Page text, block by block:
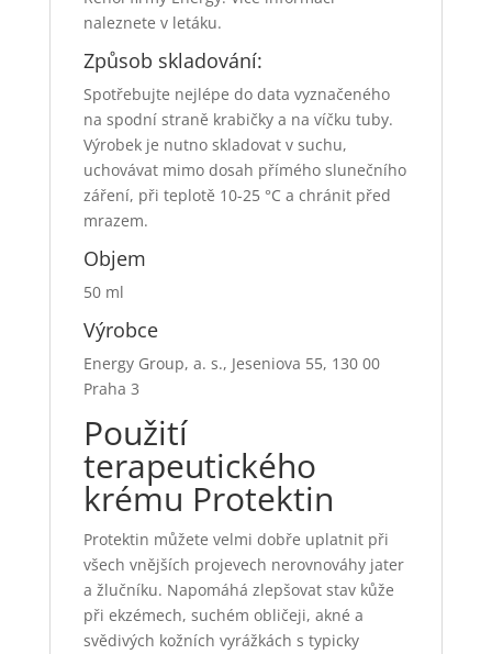
naleznete v letáku.
Způsob skladování:
Spotřebujte nejlépe do data vyznačeného
na spodní straně krabičky a na víčku tuby.
Výrobek je nutno skladovat v suchu,
uchovávat mimo dosah přímého slunečního
záření, při teplotě 10-25 °C a chránit před
mrazem.
Objem
50 ml
Výrobce
Energy Group, a. s., Jeseniova 55, 130 00
Praha 3
Použití
terapeutického
krému Protektin
Protektin můžete velmi dobře uplatnit při
všech vnějších projevech nerovnováhy jater
a žlučníku. Napomáhá zlepšovat stav kůže
při ekzémech, suchém obličeji, akné a
svědivých kožních vyrážkách s typicky